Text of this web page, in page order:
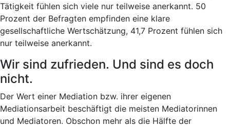
Tätigkeit fühlen sich viele nur teilweise anerkannt. 50
Prozent der Befragten empfinden eine klare
gesellschaftliche Wertschätzung, 41,7 Prozent fühlen sich
nur teilweise anerkannt.
Wir sind zufrieden. Und sind es doch
nicht.
Der Wert einer Mediation bzw. ihrer eigenen
Mediationsarbeit beschäftigt die meisten Mediatorinnen
und Mediatoren. Obschon mehr als die Hälfte der